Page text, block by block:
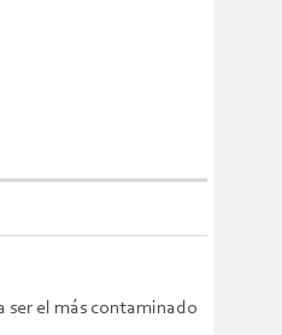
ser el más contaminado